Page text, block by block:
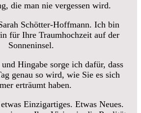
die man nie vergessen wird.
Schötter-Hoffmann. Ich bin
für Ihre Traumhochzeit auf der
Sonneninsel.
Hingabe sorge ich dafür, dass
genau so wird, wie Sie es sich
erträumt haben.
Einzigartiges. Etwas Neues.